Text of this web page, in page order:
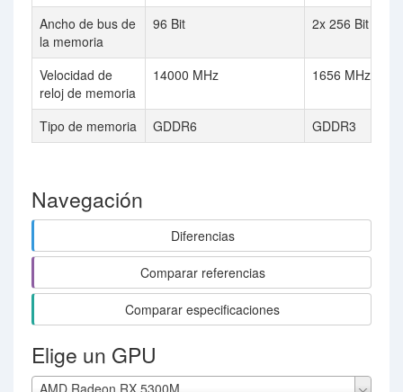
Ancho de bus de
la memoria
96 Bit 2x 256 Bit
Velocidad de
reloj de memoria
14000 MHz 1656 MHz
Tipo de memoria GDDR6 GDDR3
Navegación
Diferencias
Comparar referencias
Comparar especificaciones
Elige un GPU